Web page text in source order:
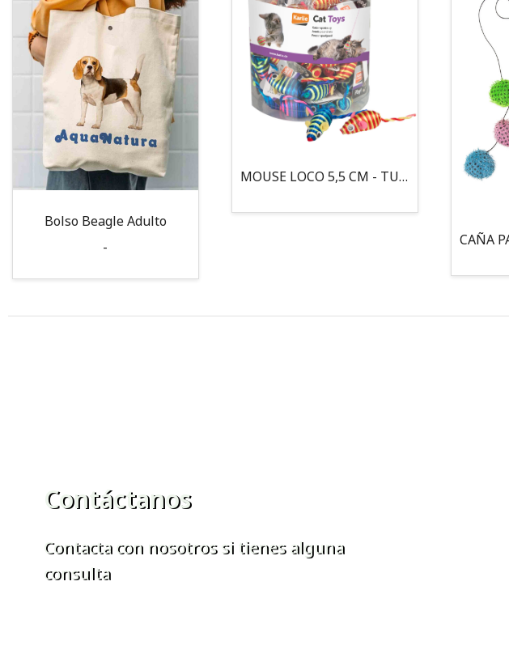
Bolso Beagle Adulto
-
MOUSE LOCO 5,5 CM - TUBO
Contáctanos
Contacta con nosotros si tienes alguna
consulta